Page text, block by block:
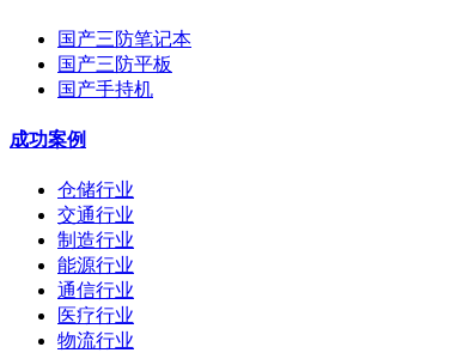
国产三防笔记本
国产三防平板
国产手持机
成功案例
仓储行业
交通行业
制造行业
能源行业
通信行业
医疗行业
物流行业